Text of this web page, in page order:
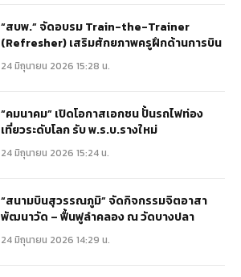
“สบพ.” จัดอบรม Train-the-Trainer
(Refresher) เสริมศักยภาพครูฝึกด้านการบิน
24 มิถุนายน 2026 15:28 น.
“คมนาคม” เปิดโอกาสเอกชน ปั้นรถไฟท่อง
เที่ยวระดับโลก รับ พ.ร.บ.รางใหม่
24 มิถุนายน 2026 15:24 น.
“สนามบินสุวรรณภูมิ” จัดกิจกรรมจิตอาสา
พัฒนาวัด – ฟื้นฟูลำคลอง ณ วัดบางปลา
24 มิถุนายน 2026 14:29 น.